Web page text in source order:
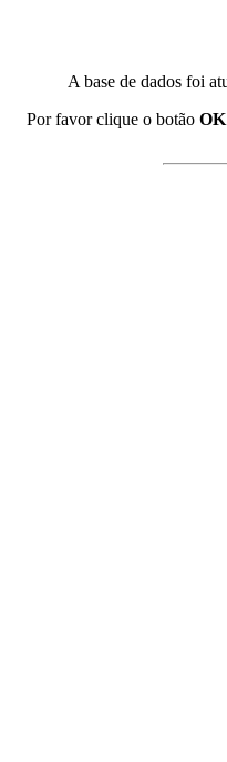
A base de dados foi
Por favor clique o botão OK